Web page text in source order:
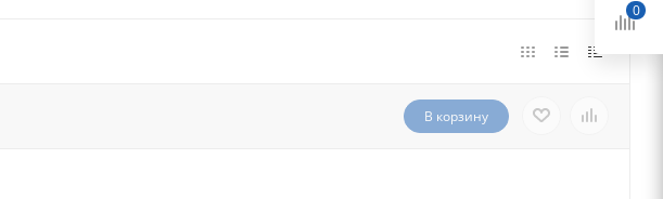
В корзину
0